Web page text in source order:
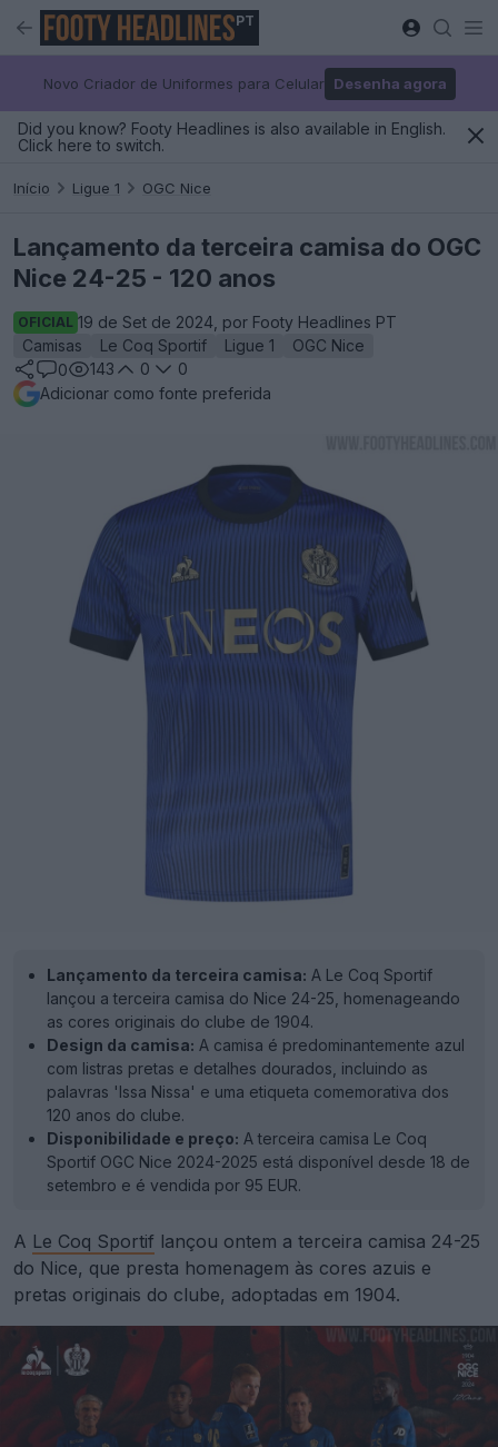
PT
Novo Criador de Uniformes para Celular Desenha agora
Did you know? Footy Headlines is also available in English.
Click here to switch.
Início Ligue 1 OGC Nice
Lançamento da terceira camisa do OGC
Nice 24-25 - 120 anos
OFICIAL 19 de Set de 2024, por Footy Headlines PT
Camisas
Le Coq Sportif Ligue 1
OGC Nice
0
143 0
0
Adicionar como fonte preferida
Lançamento da terceira camisa: A Le Coq Sportif
lançou a terceira camisa do Nice 24-25, homenageando
as cores originais do clube de 1904.
Design da camisa: A camisa é predominantemente azul
com listras pretas e detalhes dourados, incluindo as
palavras 'Issa Nissa' e uma etiqueta comemorativa dos
120 anos do clube.
Disponibilidade e preço: A terceira camisa Le Coq
Sportif OGC Nice 2024-2025 está disponível desde 18 de
setembro e é vendida por 95 EUR.
A Le Coq Sportif lançou ontem a terceira camisa 24-25
do Nice, que presta homenagem às cores azuis e
pretas originais do clube, adoptadas em 1904.